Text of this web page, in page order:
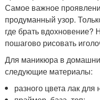
Самое важное
продуманный узор.
где брать вдохновение?
пошагово рисовать
Для маникюра в
следующие материалы:
разного цвета лак для